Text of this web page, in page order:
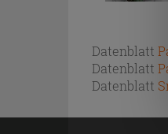
Datenblatt
Datenblatt
Datenblatt